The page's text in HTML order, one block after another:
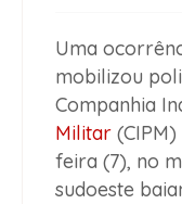
Uma
mobilizou
Companhia
Militar
feira (7), no
sudoeste